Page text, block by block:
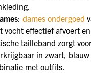
: dames ondergoed
vocht effectief afvoert
tailleband zorgt
in zwart,
met outfits.